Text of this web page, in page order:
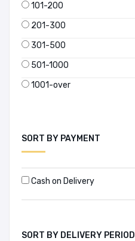
101-200
201-300
301-500
501-1000
1001-over
SORT BY PAYMENT
Cash on Delivery
SORT BY DELIVERY PERIOD